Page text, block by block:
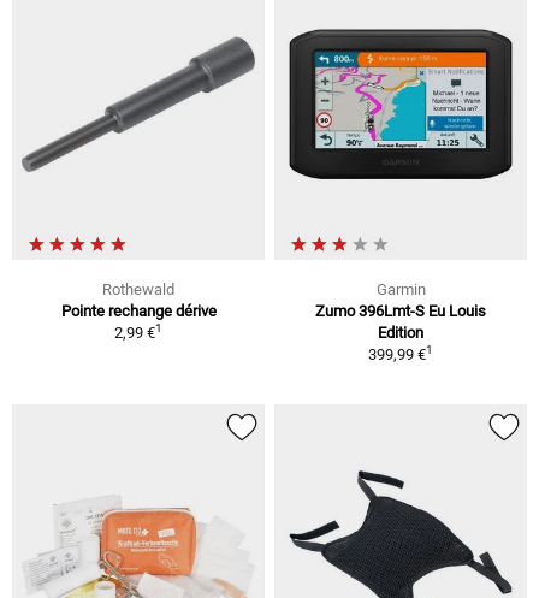
Rothewald
Pointe rechange dérive
2,99 €1
Garmin
Zumo 396Lmt-S Eu Louis
Edition
399,99 €1